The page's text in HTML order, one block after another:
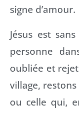
signe d’amour.
Jésus est
personne
oubliée et
village,
ou celle qui,